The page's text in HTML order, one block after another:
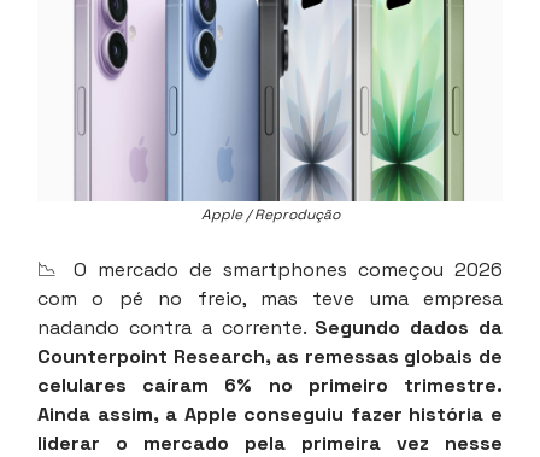
Apple / Reprodução
📉 O mercado de smartphones começou 2026
com o pé no freio, mas teve uma empresa
nadando contra a corrente. Segundo dados da
Counterpoint Research, as remessas globais de
celulares caíram 6% no primeiro trimestre.
Ainda assim, a Apple conseguiu fazer história e
liderar o mercado pela primeira vez nesse